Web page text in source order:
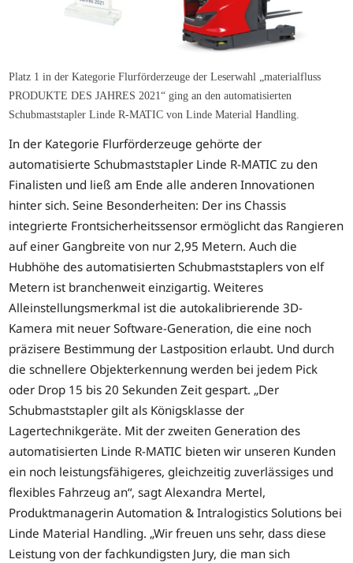
Platz 1 in der Kategorie Flurförderzeuge der Leserwahl „materialfluss
PRODUKTE DES JAHRES 2021“ ging an den automatisierten
Schubmaststapler Linde R-MATIC von Linde Material Handling.
In der Kategorie Flurförderzeuge gehörte der
automatisierte Schubmaststapler Linde R-MATIC zu den
Finalisten und ließ am Ende alle anderen Innovationen
hinter sich. Seine Besonderheiten: Der ins Chassis
integrierte Frontsicherheitssensor ermöglicht das Rangieren
auf einer Gangbreite von nur 2,95 Metern. Auch die
Hubhöhe des automatisierten Schubmaststaplers von elf
Metern ist branchenweit einzigartig. Weiteres
Alleinstellungsmerkmal ist die autokalibrierende 3D-
Kamera mit neuer Software-Generation, die eine noch
präzisere Bestimmung der Lastposition erlaubt. Und durch
die schnellere Objekterkennung werden bei jedem Pick
oder Drop 15 bis 20 Sekunden Zeit gespart. „Der
Schubmaststapler gilt als Königsklasse der
Lagertechnikgeräte. Mit der zweiten Generation des
automatisierten Linde R-MATIC bieten wir unseren Kunden
ein noch leistungsfähigeres, gleichzeitig zuverlässiges und
flexibles Fahrzeug an“, sagt Alexandra Mertel,
Produktmanagerin Automation & Intralogistics Solutions bei
Linde Material Handling. „Wir freuen uns sehr, dass diese
Leistung von der fachkundigsten Jury, die man sich